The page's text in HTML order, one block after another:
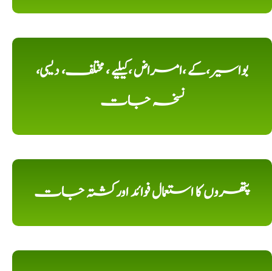
بواسیر،کے ،امراض ،کیلیے ، مختلف، دیسی،
نسخہ جات
پتھروں کا استعمال فوائد اورکشتہ جات